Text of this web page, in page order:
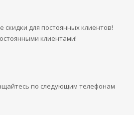
для постоянных клиентов!
клиентами!
по следующим телефонам